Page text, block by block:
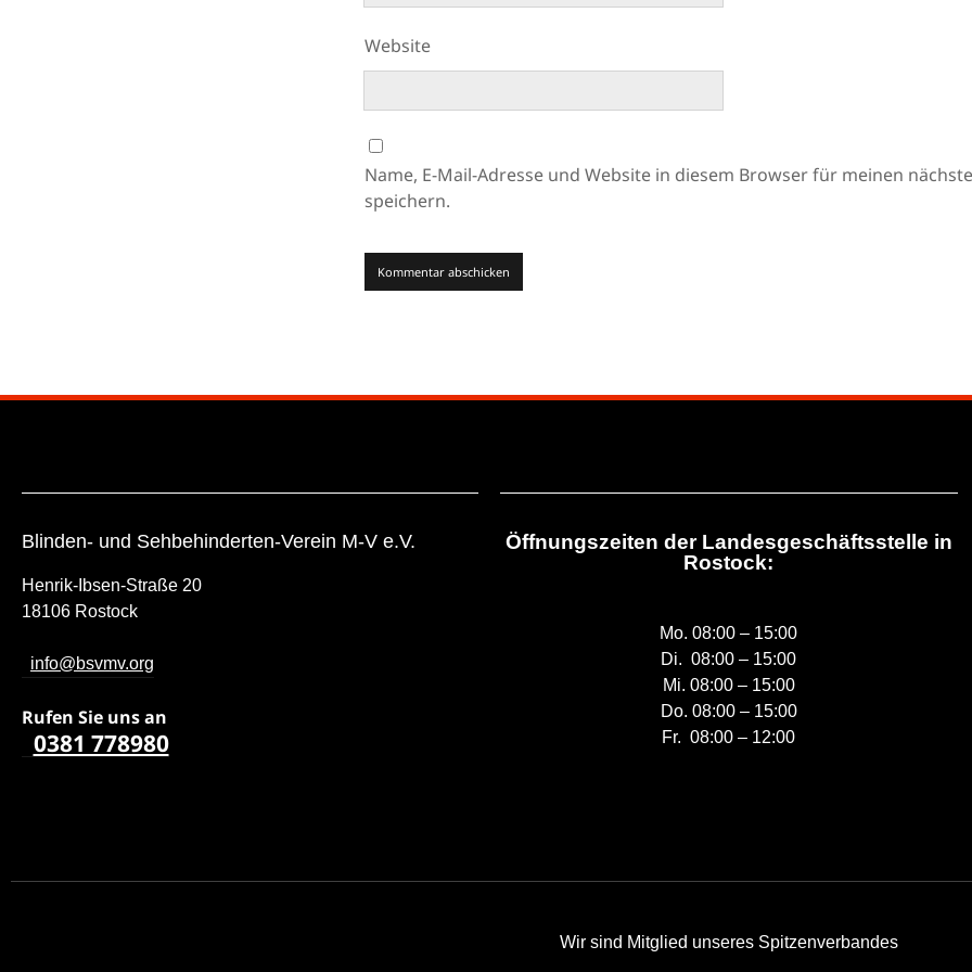
Website
Name, E-Mail-Adresse und Website in diesem Browser für meinen
speichern.
Blinden- und Sehbehinderten-Verein M-V e.V.
Henrik-Ibsen-Straße 20
18106 Rostock
info@bsvmv.org
Rufen Sie uns an
0381 778980
Öffnungszeiten der Landesgeschäftsstelle in
Rostock:
Mo. 08:00 – 15:00
Di. 08:00 – 15:00
Mi. 08:00 – 15:00
Do. 08:00 – 15:00
Fr. 08:00 – 12:00
Wir sind Mitglied unseres Spitzenverbandes